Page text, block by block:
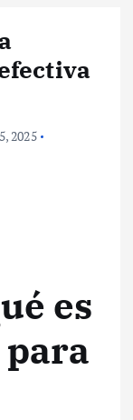
2025
es